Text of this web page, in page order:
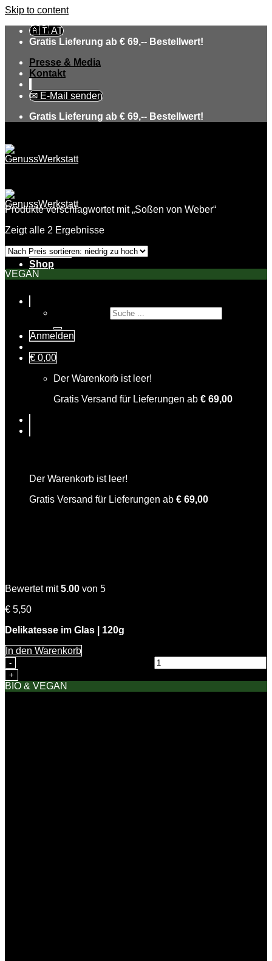
Skip to content
🇦🇹 AT
Gratis Lieferung ab € 69,-- Bestellwert!
Presse & Media
Kontakt
✉ E-Mail senden
Gratis Lieferung ab € 69,-- Bestellwert!
Über uns
Shop
Anmelden
€ 0,00
Der Warenkorb ist leer!
Gratis Versand für Lieferungen ab € 69,00
Der Warenkorb ist leer!
Gratis Versand für Lieferungen ab € 69,00
Produkte verschlagwortet mit „Soßen von Weber“
Zeigt alle 2 Ergebnisse
VEGAN
Bewertet mit5.00 von 5
€ 5,50
Delikatesse im Glas | 120g
In den Warenkorb
BIO & VEGAN